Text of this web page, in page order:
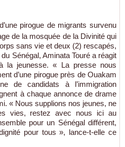
pirogue de migrants survenu
de la mosquée de la Divinité qui
sans vie et deux (2) rescapés,
Sénégal, Aminata Touré a réagit
la jeunesse. « La presse nous
d’une pirogue près de Ouakam
de candidats à l’immigration
à chaque annonce de drame
« Nous supplions nos jeunes, ne
vies, restez avec nous ici au
pour un Sénégal différent,
pour tous », lance-t-elle ce